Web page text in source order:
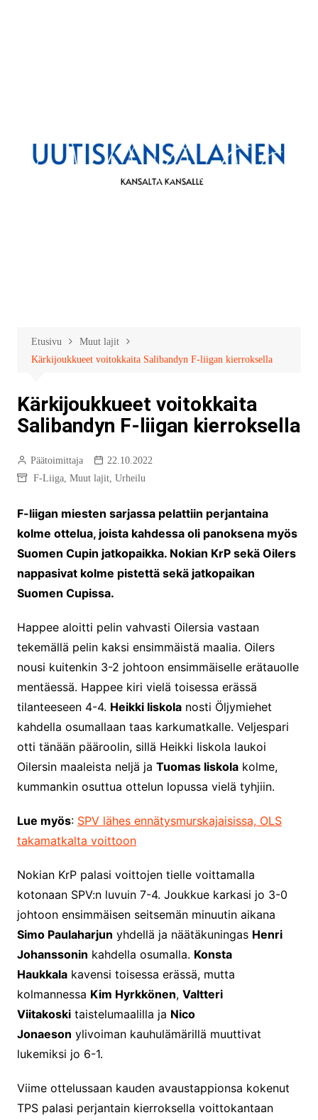
Etusivu
Muut lajit
Kärkijoukkueet voitokkaita Salibandyn F-liigan kierroksella
Kärkijoukkueet voitokkaita
Salibandyn F-liigan kierroksella
Päätoimittaja
22.10.2022
F-Liiga, Muut lajit, Urheilu
F-liigan miesten sarjassa pelattiin perjantaina
kolme ottelua, joista kahdessa oli panoksena myös
Suomen Cupin jatkopaikka. Nokian KrP sekä Oilers
nappasivat kolme pistettä sekä jatkopaikan
Suomen Cupissa.
Happee aloitti pelin vahvasti Oilersia vastaan
tekemällä pelin kaksi ensimmäistä maalia. Oilers
nousi kuitenkin 3-2 johtoon ensimmäiselle erätauolle
mentäessä. Happee kiri vielä toisessa erässä
tilanteeseen 4-4. Heikki Iiskolanosti Öljymiehet
kahdella osumallaan taas karkumatkalle. Veljespari
otti tänään pääroolin, sillä Heikki Iiskola laukoi
Oilersin maaleista neljä ja Tuomas Iiskolakolme,
kummankin osuttua ottelun lopussa vielä tyhjiin.
Lue myös: SPV lähes ennätysmurskajaisissa, OLS
takamatkalta voittoon
Nokian KrP palasi voittojen tielle voittamalla
kotonaan SPV:n luvuin 7-4. Joukkue karkasi jo 3-0
johtoon ensimmäisen seitsemän minuutin aikana
Simo Paulaharjun yhdellä ja näätäkuningas Henri
Johanssonin kahdella osumalla. Konsta
Haukkalakavensi toisessa erässä, mutta
kolmannessa Kim Hyrkkönen, Valtteri
Viitakoskitaistelumaalilla ja Nico
Jonaeson ylivoiman kauhulämärillä muuttivat
lukemiksi jo 6-1.
Viime ottelussaan kauden avaustappionsa kokenut
TPS palasi perjantain kierroksella voittokantaan